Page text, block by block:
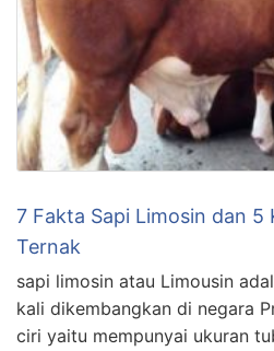
7 Fakta Sapi Limosin dan 5
Ternak
sapi limosin atau Limousin
kali dikembangkan di negara
ciri yaitu mempunyai ukuran